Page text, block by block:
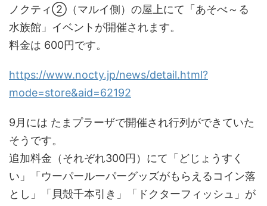
ノクティ②（マルイ側）の屋上にて「あそべ～る
水族館」イベントが開催されます。
料金は 600円です。
https://www.nocty.jp/news/detail.html?
mode=store&aid=62192
9月には たまプラーザで開催され行列ができていた
そうです。
追加料金（それぞれ300円）にて「どじょうすく
い」「ウーパールーパーグッズがもらえるコイン落
とし」「貝殻千本引き」「ドクターフィッシュ」が